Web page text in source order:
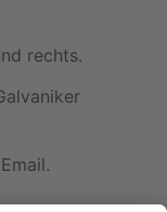
rechts.